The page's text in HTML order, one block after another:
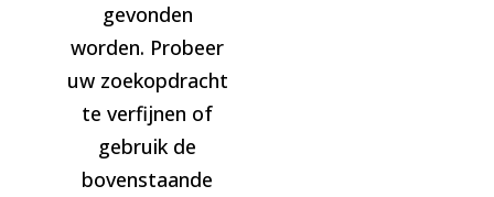
gevonden
worden. Probeer
uw zoekopdracht
te verfijnen of
gebruik de
bovenstaande